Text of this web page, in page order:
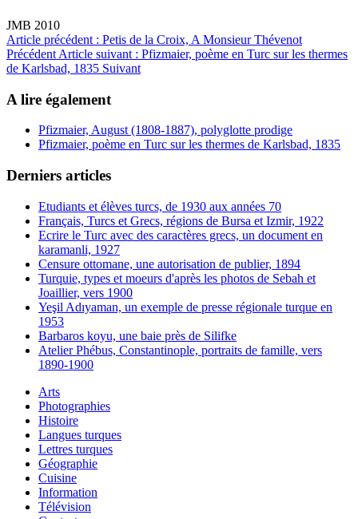
JMB 2010
Article précédent : Petis de la Croix, A Monsieur Thévenot
Précédent Article suivant : Pfizmaier, poème en Turc sur les thermes
de Karlsbad, 1835 Suivant
A lire également
Pfizmaier, August (1808-1887), polyglotte prodige
Pfizmaier, poème en Turc sur les thermes de Karlsbad, 1835
Derniers articles
Etudiants et élèves turcs, de 1930 aux années 70
Français, Turcs et Grecs, régions de Bursa et Izmir, 1922
Ecrire le Turc avec des caractères grecs, un document en
karamanli, 1927
Censure ottomane, une autorisation de publier, 1894
Turquie, types et moeurs d'après les photos de Sebah et
Joaillier, vers 1900
Yeşil Adıyaman, un exemple de presse régionale turque en
1953
Barbaros koyu, une baie près de Silifke
Atelier Phébus, Constantinople, portraits de famille, vers
1890-1900
Arts
Photographies
Histoire
Langues turques
Lettres turques
Géographie
Cuisine
Information
Télévision